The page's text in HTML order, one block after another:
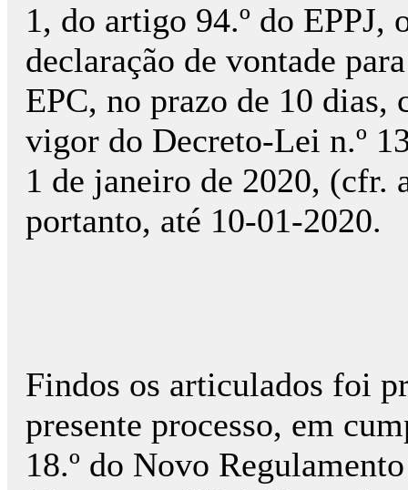
1, do artigo 94.º do EPPJ,
declaração de vontade
EPC, no prazo de 10 dias,
vigor do Decreto-Lei n.º
1 de janeiro de 2020, (cfr.
portanto, até 10-01-2020.
Findos os articulados foi
presente processo, em
18.º do Novo